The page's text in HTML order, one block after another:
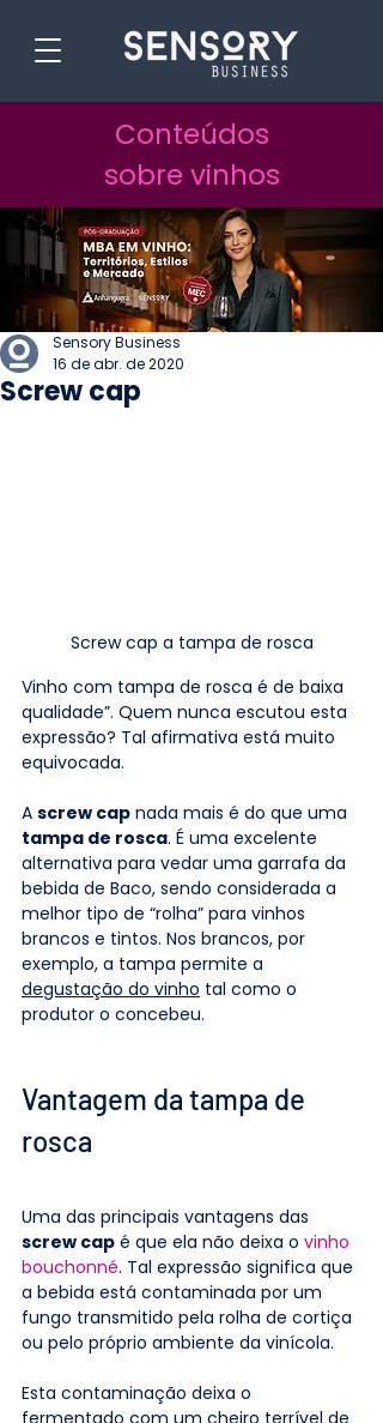
Conteúdos
sobre vinhos
Screw cap
Sensory Business
16 de abr. de 2020
Screw cap a tampa de rosca
Vinho com tampa de rosca é de baixa
qualidade”. Quem nunca escutou esta
expressão? Tal afirmativa está muito
equivocada.
A screw cap nada mais é do que uma
tampa de rosca. É uma excelente
alternativa para vedar uma garrafa da
bebida de Baco, sendo considerada a
melhor tipo de “rolha” para vinhos
brancos e tintos. Nos brancos, por
exemplo, a tampa permite a
degustação do vinho tal como o
produtor o concebeu.
Vantagem da tampa de
rosca
Uma das principais vantagens das
screw cap é que ela não deixa o vinho
bouchonné. Tal expressão significa que
a bebida está contaminada por um
fungo transmitido pela rolha de cortiça
ou pelo próprio ambiente da vinícola.
Esta contaminação deixa o
fermentado com um cheiro terrível de